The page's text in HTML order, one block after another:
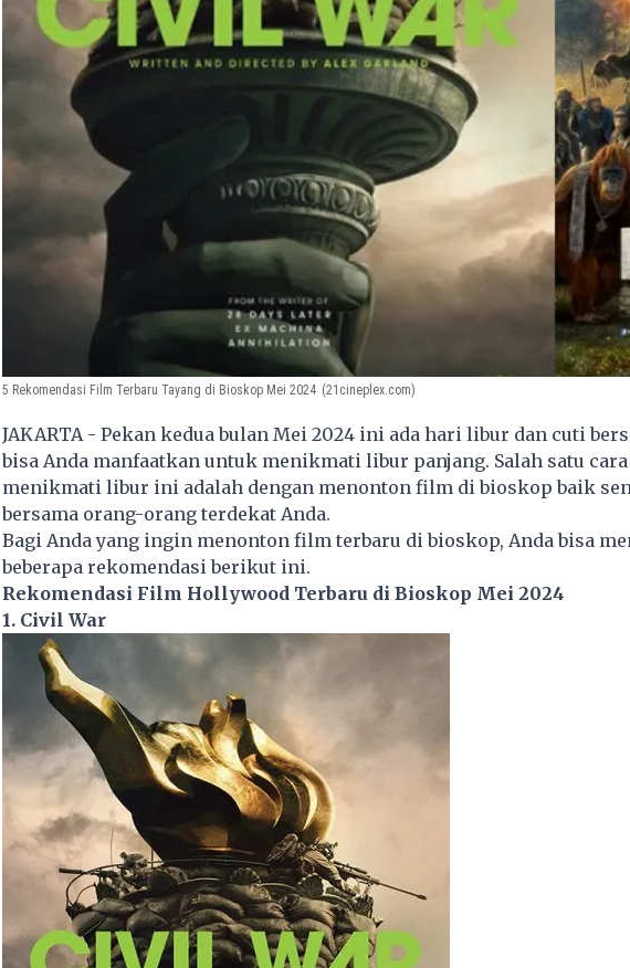
5 Rekomendasi Film Terbaru Tayang di Bioskop Mei 2024 (21cineplex.com)
JAKARTA - Pekan kedua bulan Mei 2024 ini ada hari libur dan cuti
bisa Anda manfaatkan untuk menikmati libur panjang. Salah satu
menikmati libur ini adalah dengan menonton film di bioskop baik
bersama orang-orang terdekat Anda.
Bagi Anda yang ingin menonton film terbaru di bioskop, Anda bisa
beberapa rekomendasi berikut ini.
Rekomendasi Film Hollywood Terbaru di Bioskop Mei 2024
1. Civil War